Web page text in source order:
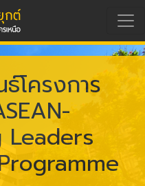
โครงการ
Leaders